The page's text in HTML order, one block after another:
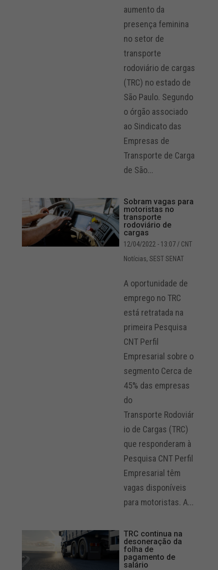
aumento da
presença feminina
no setor de
transporte
rodoviário de cargas
(TRC) no estado de
São Paulo. Segundo
o órgão associado
ao Sindicato das
Empresas de
Transporte de Carga
de São...
Sobram vagas para
motoristas no
transporte
rodoviário de
cargas
12/04/2022 - 13:07/ CNT
Notícias, SEST SENAT
A oportunidade de
emprego no TRC
está retratada na
primeira Pesquisa
CNT Perfil
Empresarial sobre o
segmento Cerca de
45% das empresas
do
Transporte Rodoviár
io de Cargas (TRC)
que responderam à
Pesquisa CNT Perfil
Empresarial têm
vagas disponíveis
para motoristas. A...
TRC continua na
desoneração da
folha de
pagamento de
salário